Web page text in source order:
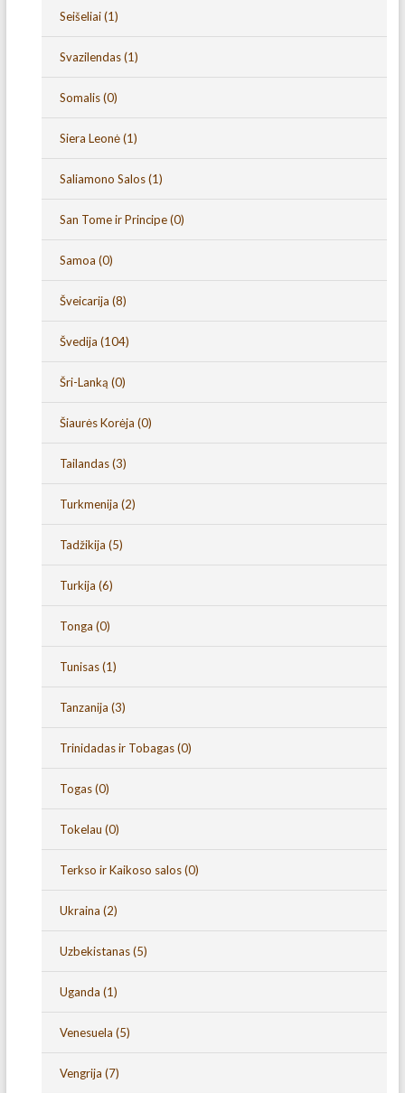
Seišeliai(1)
Svazilendas(1)
Somalis(0)
Siera Leonė(1)
Saliamono Salos(1)
San Tome ir Principe(0)
Samoa (0)
Šveicarija (8)
Švedija (104)
Šri-Lanką (0)
Šiaurės Korėja (0)
Tailandas(3)
Turkmenija (2)
Tadžikija (5)
Turkija (6)
Tonga (0)
Tunisas(1)
Tanzanija (3)
Trinidadas ir Tobagas(0)
Togas(0)
Tokelau (0)
Terkso ir Kaikoso salos(0)
Ukraina (2)
Uzbekistanas(5)
Uganda (1)
Venesuela (5)
Vengrija (7)